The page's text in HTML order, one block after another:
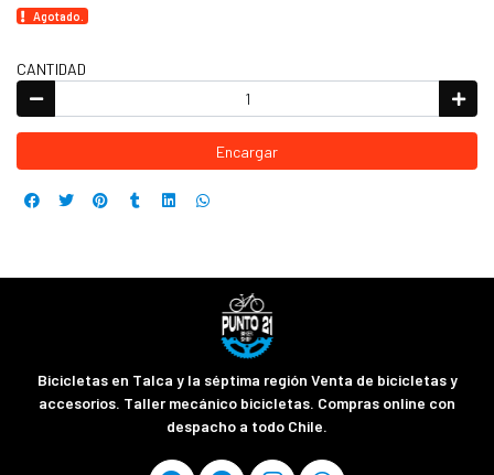
Agotado.
CANTIDAD
Encargar
Bicicletas en Talca y la séptima región Venta de bicicletas y
accesorios. Taller mecánico bicicletas. Compras online con
despacho a todo Chile.